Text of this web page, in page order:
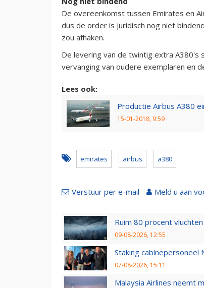
De overeenkomst tussen Emirates en
dus de order is juridisch nog niet
zou afhaken.
De levering van de twintig extra
vervanging van oudere exemplaren en
Lees ook:
Productie Airbus A380
15-01-2018, 9:59
emirates airbus a380
Verstuur per e-mail Meld u aan
Ruim 80 procent
09-08-2026, 12:55
Staking cabinepersoneel
07-08-2026, 15:11
Malaysia Airlines neemt